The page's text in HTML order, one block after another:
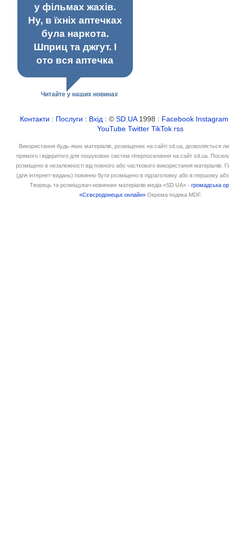
у фільмах жахів.
Ну, в їхніх аптечках
була наркота.
Шприц та джгут. І
ото вся аптечка
Читайте у наших новинах
Контакти : Послуги : Вхід : ©SD.UA1998 : Facebook Instagram
YouTube Twitter TikTok rss
Використання будь-яких матеріалів, розміщених на сайті sd.ua, дозволяється
прямого і відкритого для пошукових систем гіперпосилання на сайт sd.ua.
розміщено в незалежності від повного або часткового використання матеріалів.
(для інтернет-видань) повинно бути розміщено в підзаголовку або в першому
Творець та розміщувач новинних матеріалів медіа «SD.UA» -громадська
«Сєвєродонецьк онлайн» Окрема подяка MDF.